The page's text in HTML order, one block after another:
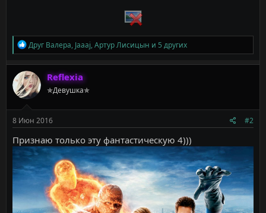
Р
е
а
к
ц
и
и
Друг Валера, Jaaaj,Артур Лисицын и 5 других
Reflexia
✯Девушка✯
8 Июн 2016 #2
Признаю только эту фантастическую 4)))